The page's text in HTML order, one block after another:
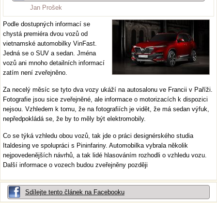
Jan Prošek
Podle dostupných informací se
chystá premiéra dvou vozů od
vietnamské automobilky VinFast.
Jedná se o SUV a sedan. Jména
vozů ani mnoho detailních informací
zatím není zveřejněno.
Za necelý měsíc se tyto dva vozy ukáží na autosalonu ve Francii v Paříži.
Fotografie jsou sice zveřejněné, ale informace o motorizacích k dispozici
nejsou. Vzhledem k tomu, že na fotografiích je vidět, že má sedan výfuk,
nepředpokládá se, že by to měly být elektromobily.
Co se týká vzhledu obou vozů, tak jde o práci designérského studia
Italdesing ve spolupráci s Pininfariny. Automobilka vybrala několik
nejpovedenějších návrhů, a tak lidé hlasováním rozhodli o vzhledu vozu.
Další informace o vozech budou zveřejněny později
Sdílejte tento článek na Facebooku